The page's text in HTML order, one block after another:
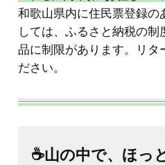
和歌山県内に住民票登録の
しては、ふるさと納税の
品に制限があります。リタ
ださい。
☕️山の中で、ほっ